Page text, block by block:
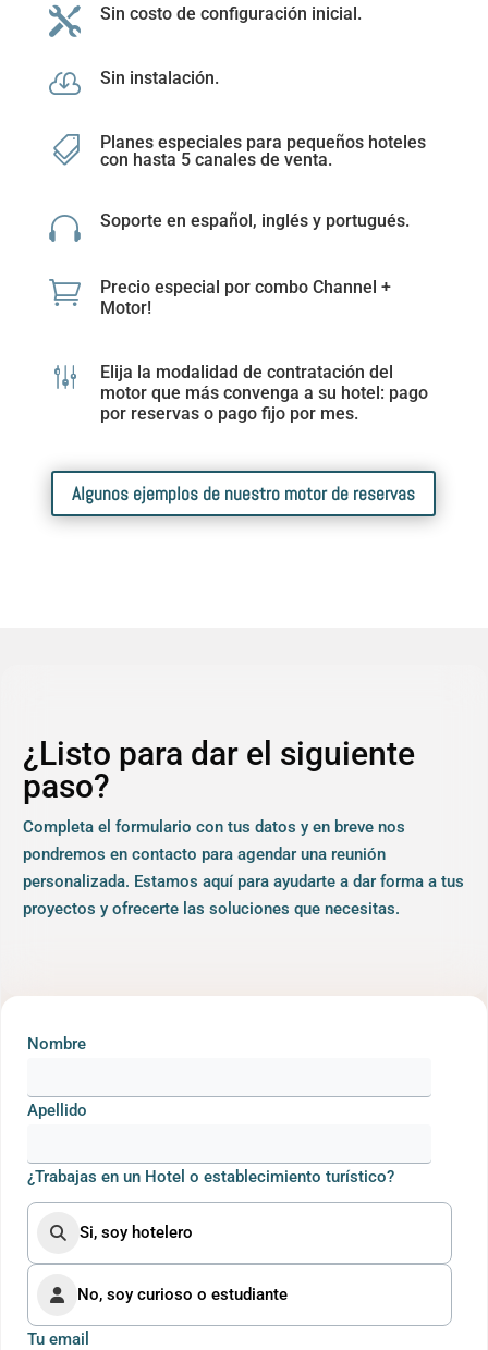
 Sin costo de configuración inicial.
 Sin instalación.

Planes especiales para pequeños hoteles
con hasta 5 canales de venta.
 Soporte en español, inglés y portugués.

Precio especial por combo Channel +
Motor!
g
Elija la modalidad de contratación del
motor que más convenga a su hotel: pago
por reservas o pago fijo por mes.
Algunos ejemplos de nuestro motor de reservas
Nombre
Apellido
¿Trabajas en un Hotel o establecimiento turístico?
Si, soy hotelero
No, soy curioso o estudiante
Tu email
¿Listo para dar el siguiente
paso?
Completa el formulario con tus datos y en breve nos
pondremos en contacto para agendar una reunión
personalizada. Estamos aquí para ayudarte a dar forma a tus
proyectos y ofrecerte las soluciones que necesitas.